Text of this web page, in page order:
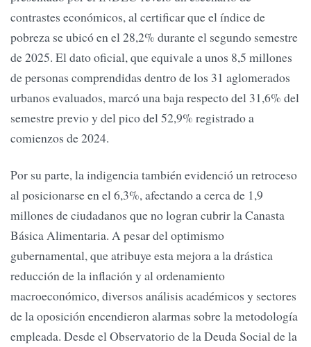
contrastes económicos, al certificar que el índice de
pobreza se ubicó en el 28,2% durante el segundo semestre
de 2025. El dato oficial, que equivale a unos 8,5 millones
de personas comprendidas dentro de los 31 aglomerados
urbanos evaluados, marcó una baja respecto del 31,6% del
semestre previo y del pico del 52,9% registrado a
comienzos de 2024.
Por su parte, la indigencia también evidenció un retroceso
al posicionarse en el 6,3%, afectando a cerca de 1,9
millones de ciudadanos que no logran cubrir la Canasta
Básica Alimentaria. A pesar del optimismo
gubernamental, que atribuye esta mejora a la drástica
reducción de la inflación y al ordenamiento
macroeconómico, diversos análisis académicos y sectores
de la oposición encendieron alarmas sobre la metodología
empleada. Desde el Observatorio de la Deuda Social de la